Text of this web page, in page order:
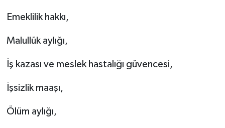
Emeklilik hakkı,
Malullük aylığı,
İş kazası ve meslek hastalığı güvencesi,
İşsizlik maaşı,
Ölüm aylığı,